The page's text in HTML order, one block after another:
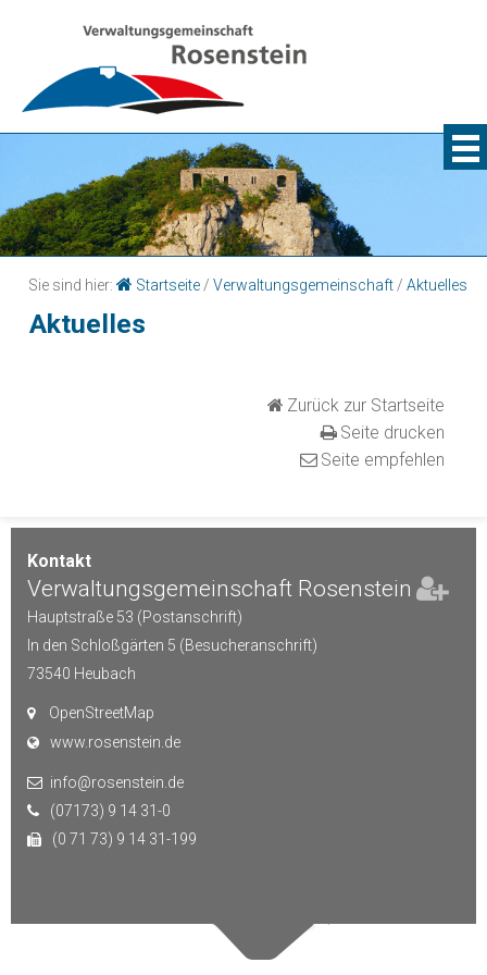
Kontakt
Verwaltungsgemeinschaft Rosenstein
Hauptstraße 53 (Postanschrift)
In den Schloßgärten 5 (Besucheranschrift)
73540 Heubach
OpenStreetMap
www.rosenstein.de
info@rosenstein.de
(07173) 9 14 31-0
(0 71 73) 9 14 31-199
Sie sind hier: Startseite / Verwaltungsgemeinschaft / Aktuelles
Aktuelles
Zurück zur Startseite
Seite drucken
Seite empfehlen